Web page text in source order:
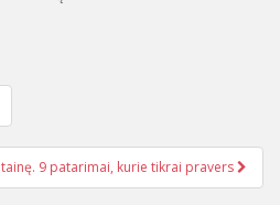
9 patarimai, kurie tikrai pravers